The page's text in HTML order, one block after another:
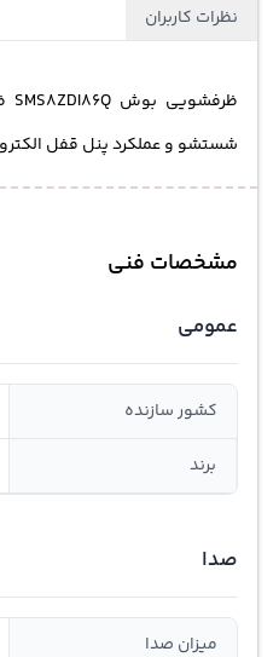
نظرات کاربران
شستشو و عملکرد پنل قفل
مشخصات فنی
عمومی
کشور سازنده
برند
صدا
میزان صدا